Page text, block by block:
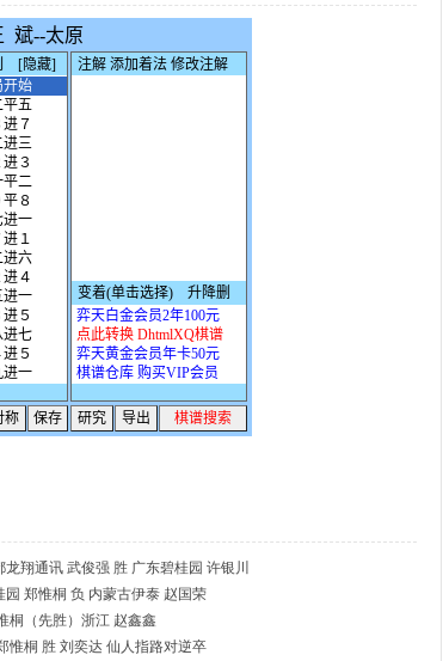
龙翔通讯 武俊强 胜 广东碧桂园 许银川
园 郑惟桐 负 内蒙古伊泰 赵国荣
桐（先胜）浙江 赵鑫鑫
惟桐 胜 刘奕达 仙人指路对逆卒